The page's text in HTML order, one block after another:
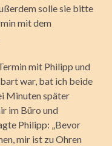
solle sie bitte
mit dem
mit Philipp und
war, bat ich beide
Minuten später
im Büro und
Philipp: „Bevor
mir ist zu Ohren